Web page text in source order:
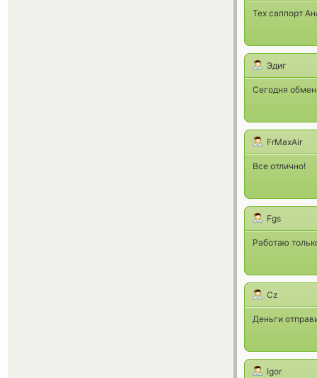
Тех саппорт
Эдиг
Сегодня
FrMaxAir
Все отлично!
Fgs
Работаю
Cz
Деньги
Igor